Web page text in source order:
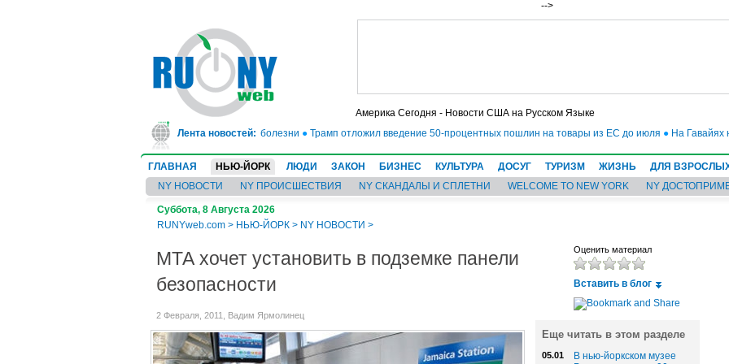
-->
Америка Сегодня - Новости США на Русском Языке
Лента новостей:
диагнозы и находил у них несуществующие болезни● Трамп отложил введение 50-процентных пошлин на товары из ЕС до июля● На Гавайях
ГЛАВНАЯ НЬЮ-ЙОРК ЛЮДИ ЗАКОН БИЗНЕС КУЛЬТУРА ДОСУГ ТУРИЗМ ЖИЗНЬ ДЛЯ
NY НОВОСТИ
NY ПРОИСШЕСТВИЯ NY СКАНДАЛЫ И СПЛЕТНИ WELCOME TO NEW YORK NY
Суббота, 8 Августа 2026
RUNYweb.com > НЬЮ-ЙОРК > NY НОВОСТИ >
Оценить материал
Вставить в блог
Еще читать в этом разделе
05.01
В нью-йоркском музее
МТА хочет установить в подземке панели
безопасности
2 Февраля, 2011, Вадим Ярмолинец